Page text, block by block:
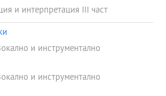
и интерпретация III част
и инструментално
и инструментално